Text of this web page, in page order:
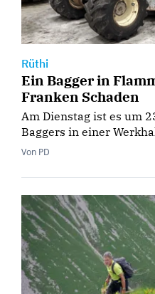
Rüthi
Ein Bagger in
Franken Schaden
Am Dienstag ist es um
Baggers in einer
Von PD